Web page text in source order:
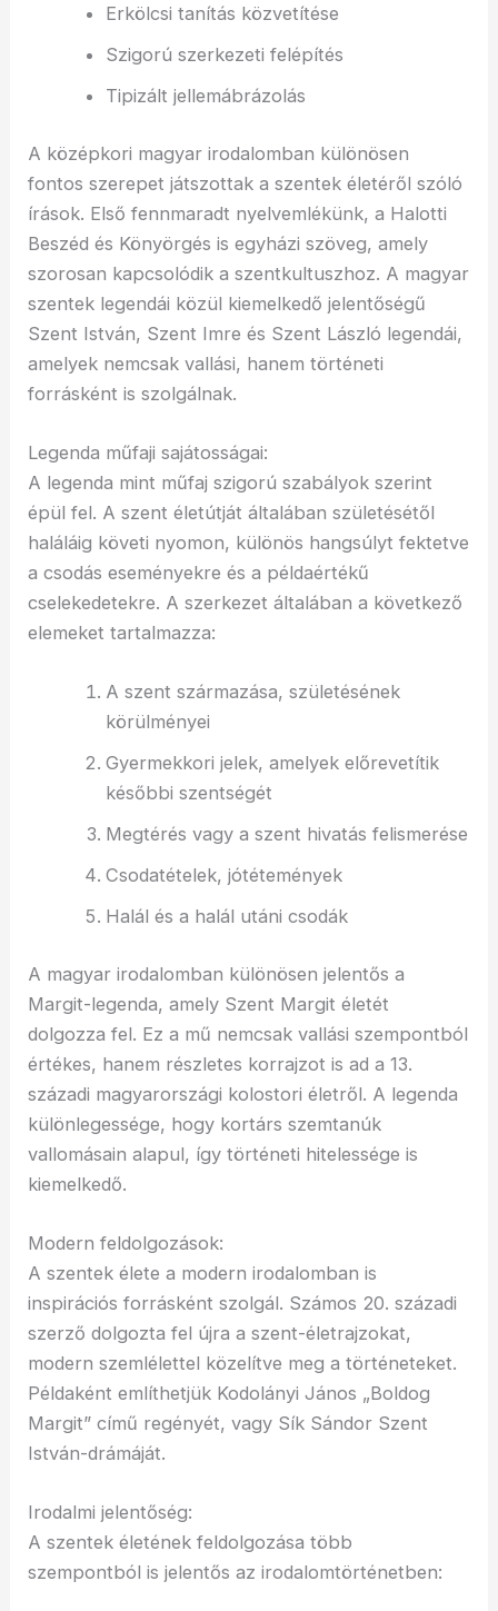
Erkölcsi tanítás közvetítése
Szigorú szerkezeti felépítés
Tipizált jellemábrázolás
A középkori magyar irodalomban különösen
fontos szerepet játszottak a szentek életéről szóló
írások. Első fennmaradt nyelvemlékünk, a Halotti
Beszéd és Könyörgés is egyházi szöveg, amely
szorosan kapcsolódik a szentkultuszhoz. A magyar
szentek legendái közül kiemelkedő jelentőségű
Szent István, Szent Imre és Szent László legendái,
amelyek nemcsak vallási, hanem történeti
forrásként is szolgálnak.
Legenda műfaji sajátosságai:
A legenda mint műfaj szigorú szabályok szerint
épül fel. A szent életútját általában születésétől
haláláig követi nyomon, különös hangsúlyt fektetve
a csodás eseményekre és a példaértékű
cselekedetekre. A szerkezet általában a következő
elemeket tartalmazza:
A szent származása, születésének
körülményei
Gyermekkori jelek, amelyek előrevetítik
későbbi szentségét
Megtérés vagy a szent hivatás felismerése
Csodatételek, jótétemények
Halál és a halál utáni csodák
A magyar irodalomban különösen jelentős a
Margit-legenda, amely Szent Margit életét
dolgozza fel. Ez a mű nemcsak vallási szempontból
értékes, hanem részletes korrajzot is ad a 13.
századi magyarországi kolostori életről. A legenda
különlegessége, hogy kortárs szemtanúk
vallomásain alapul, így történeti hitelessége is
kiemelkedő.
Modern feldolgozások:
A szentek élete a modern irodalomban is
inspirációs forrásként szolgál. Számos 20. századi
szerző dolgozta fel újra a szent-életrajzokat,
modern szemlélettel közelítve meg a történeteket.
Példaként említhetjük Kodolányi János „Boldog
Margit” című regényét, vagy Sík Sándor Szent
István-drámáját.
Irodalmi jelentőség:
A szentek életének feldolgozása több
szempontból is jelentős az irodalomtörténetben: